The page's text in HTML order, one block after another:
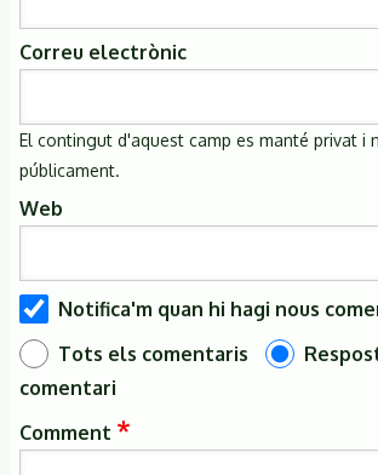
Correu electrònic
El contingut d'aquest camp es manté privat i
públicament.
Web
Notifica'm quan hi hagi nous
Tots els comentaris
comentari
Comment